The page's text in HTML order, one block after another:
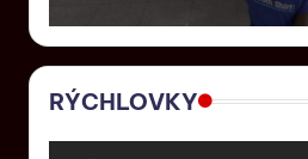
RÝCHLOVKY